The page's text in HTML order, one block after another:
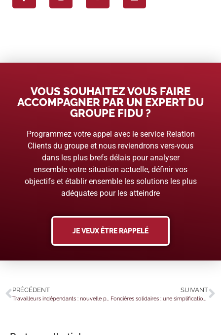
VOUS SOUHAITEZ VOUS FAIRE
ACCOMPAGNER PAR UN EXPERT DU
GROUPE FIDU ?
Programmez votre appel avec le service Relation
Clients du groupe et nous reviendrons vers-vous
dans les plus brefs délais pour analyser
ensemble votre situation actuelle, définir vos
objectifs et établir ensemble les solutions les plus
adéquates pour les atteindre
JE VEUX ÊTRE RAPPELÉ
PRÉCÉDENT
Travailleurs indépendants : nouvelle pension de réversion
SUIVANT
Foncières solidaires : une simplification administrative actée !